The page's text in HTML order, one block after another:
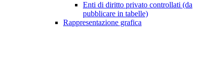
Enti di diritto privato controllati (da
pubblicare in tabelle)
Rappresentazione grafica